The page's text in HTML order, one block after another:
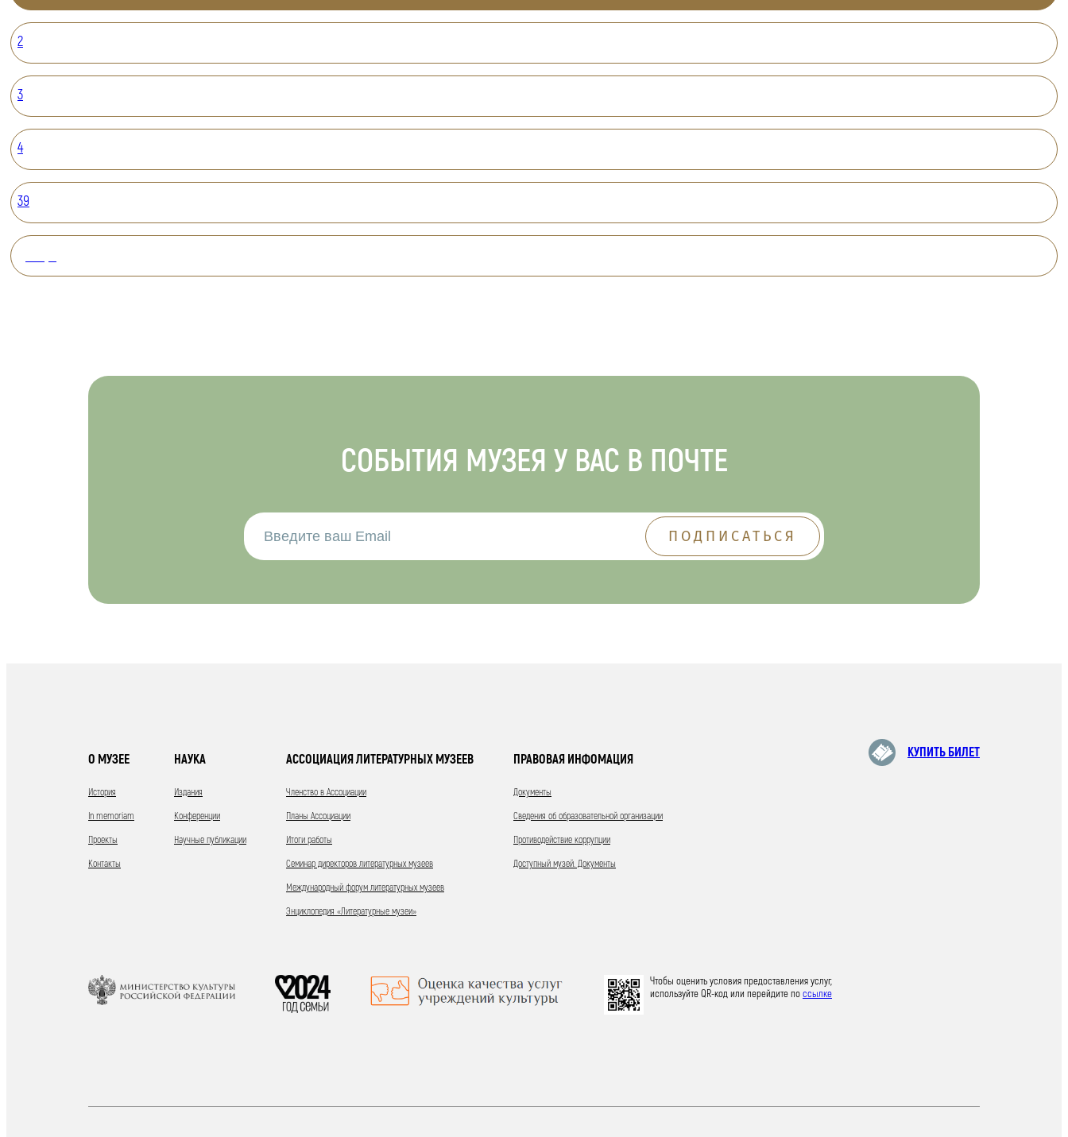
2
3
4
39
СОБЫТИЯ МУЗЕЯ У ВАС В ПОЧТЕ
О МУЗЕЕ
История
In memoriam
Проекты
Контакты
НАУКА
Издания
Конференции
Научные публикации
АССОЦИАЦИЯ ЛИТЕРАТУРНЫХ МУЗЕЕВ
Членство в Ассоциации
Планы Ассоциации
Итоги работы
Семинар директоров литературных музеев
Международный форум литературных музеев
Энциклопедия «Литературные музеи»
ПРАВОВАЯ ИНФОМАЦИЯ
Документы
Сведения об образовательной организации
Противодействие коррупции
Доступный музей. Документы
КУПИТЬ БИЛЕТ
Чтобы оценить условия предоставления услуг,
используйте QR-код или перейдите поссылке